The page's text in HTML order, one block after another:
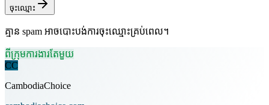
ចុះឈ្មោះ
គ្មាន spam អាចបោះបង់ការចុះឈ្មោះគ្រប់ពេល។
ពីក្រុមការងារតែមួយ
CC
CambodiaChoice